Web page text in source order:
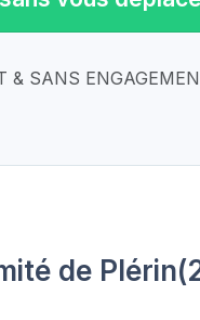
& SANS
de